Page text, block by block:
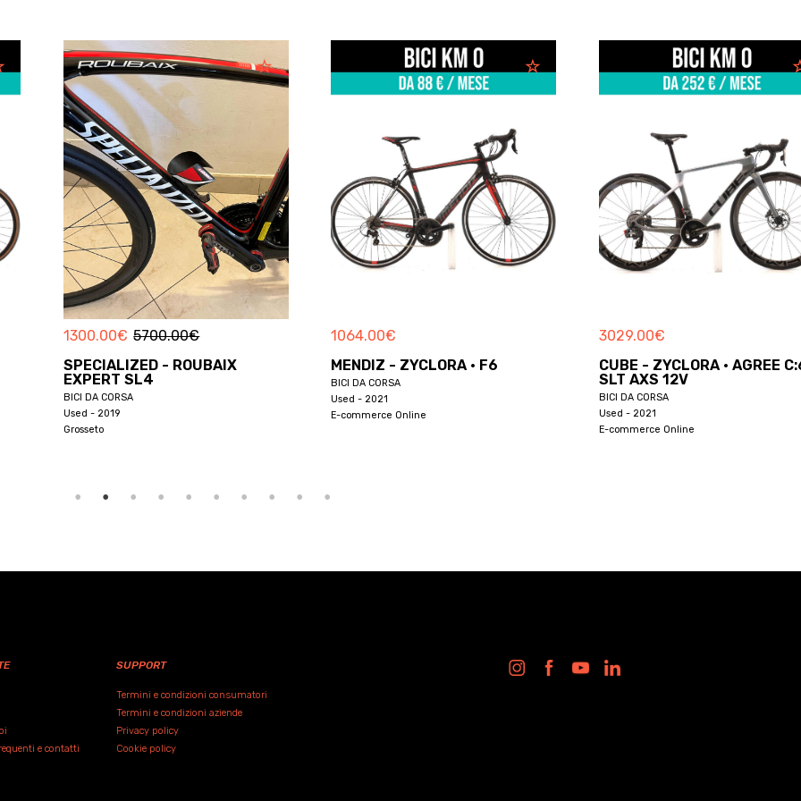
1064.00€
MENDIZ - ZYCLORA · F6
BICI DA CORSA
Used - 2021
E-commerce Online
3029.00€
CUBE - ZYCLORA · AGREE C:62
SLT AXS 12V
BICI DA CORSA
Used - 2021
2925.00€
GIANT - ZYCLORA · DEFY
ADVANCED PRO 1 AXS 12V
BICI DA CORSA
Used - 2024
E-commerce Online
e contatti
SUPPORT
Termini e condizioni consumatori
Termini e condizioni aziende
Privacy policy
Cookie policy